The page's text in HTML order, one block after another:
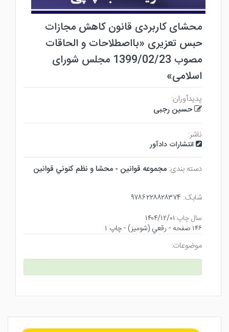
محشای کاربردی قانون کاهش مجازات
حبس تعزیری «بااصطلاحات و الحاقات
مصوب 1399/02/23 مجلس شورای
اسلامی»
پدیدآوران:
حسین رجبی
ناشر:
انتشارات دادآور
دسته بندی: مجموعه قوانين - محشا و نظم كنوني قوانين
شابک: ۹۷۸۶۲۲۸۸۲۸۳۷۴
سال چاپ:۱۴۰۴/۱۲/۰۱
۱۴۶ صفحه - رقعي (شوميز) - چاپ ۱
موضوعات: